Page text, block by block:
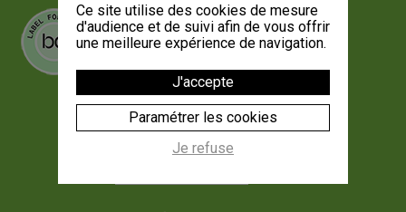
Ce site utilise des cookies de mesure
d'audience et de suivi afin de vous offrir
une meilleure expérience de navigation.
J'accepte
Paramétrer les cookies
Je refuse